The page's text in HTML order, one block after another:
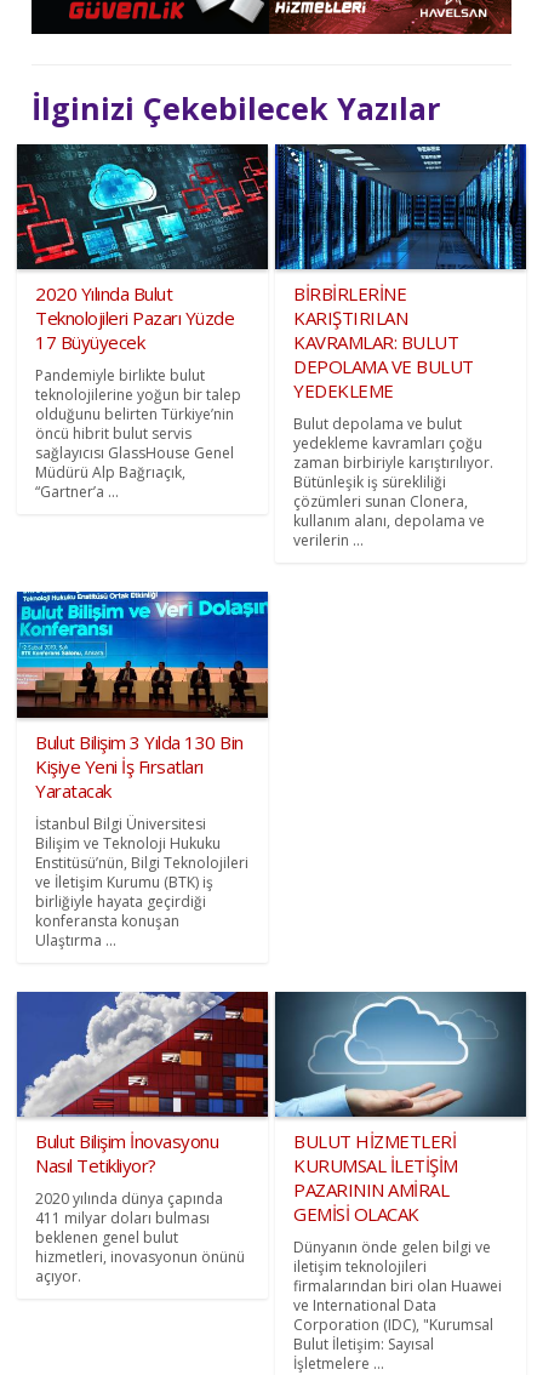
İlginizi Çekebilecek Yazılar
2020 Yılında Bulut
Teknolojileri Pazarı Yüzde
17 Büyüyecek
Pandemiyle birlikte bulut
teknolojilerine yoğun bir talep
olduğunu belirten Türkiye’nin
öncü hibrit bulut servis
sağlayıcısı GlassHouse Genel
Müdürü Alp Bağrıaçık,
“Gartner’a ...
BİRBİRLERİNE
KARIŞTIRILAN
KAVRAMLAR: BULUT
DEPOLAMA VE BULUT
YEDEKLEME
Bulut depolama ve bulut
yedekleme kavramları çoğu
zaman birbiriyle karıştırılıyor.
Bütünleşik iş sürekliliği
çözümleri sunan Clonera,
kullanım alanı, depolama ve
verilerin ...
Bulut Bilişim 3 Yılda 130 Bin
Kişiye Yeni İş Fırsatları
Yaratacak
İstanbul Bilgi Üniversitesi
Bilişim ve Teknoloji Hukuku
Enstitüsü’nün, Bilgi Teknolojileri
ve İletişim Kurumu (BTK) iş
birliğiyle hayata geçirdiği
konferansta konuşan
Ulaştırma ...
Bulut Bilişim İnovasyonu
Nasıl Tetikliyor?
2020 yılında dünya çapında
411 milyar doları bulması
beklenen genel bulut
hizmetleri, inovasyonun önünü
açıyor.
BULUT HİZMETLERİ
KURUMSAL İLETİŞİM
PAZARININ AMİRAL
GEMİSİ OLACAK
Dünyanın önde gelen bilgi ve
iletişim teknolojileri
firmalarından biri olan Huawei
ve International Data
Corporation (IDC), "Kurumsal
Bulut İletişim: Sayısal
İşletmelere ...